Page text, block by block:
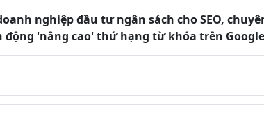
nghiệp đầu tư ngân sách cho SEO,
'nâng cao' thứ hạng từ khóa trên